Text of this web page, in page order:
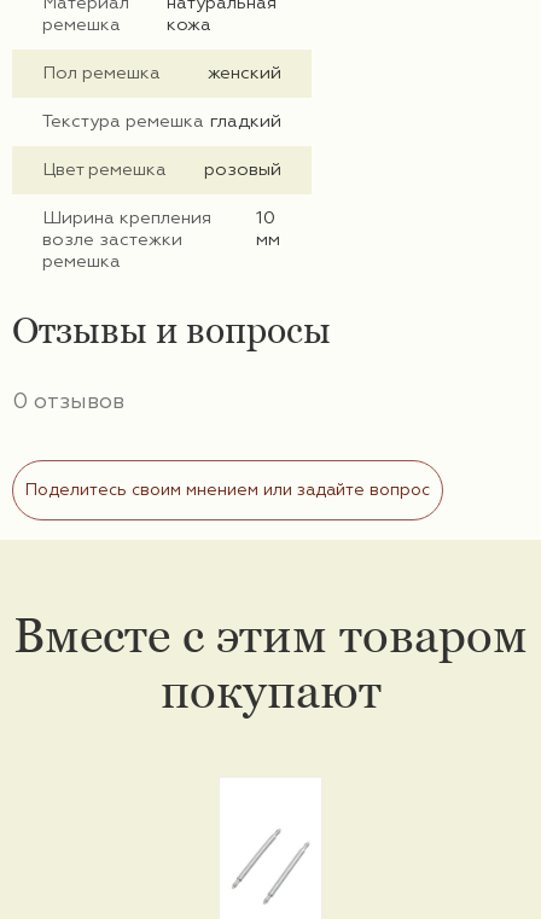
Материал
ремешка
натуральная
кожа
Пол ремешка женский
Текстура ремешка гладкий
Цвет ремешка розовый
Ширина крепления
возле застежки
ремешка
10
мм
Отзывы и вопросы
0 отзывов
Поделитесь своим мнением или задайте вопрос
Вместе с этим товаром
покупают